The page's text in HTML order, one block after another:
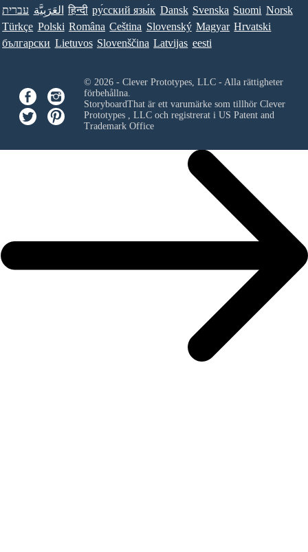
עברית العَرَبِيَّة हिन्दी ру́сский язы́к Dansk Svenska Suomi Norsk
Türkçe Polski Româna Ceština Slovenský Magyar Hrvatski
български Lietuvos Slovenščina Latvijas eesti
© 2026 - Clever Prototypes, LLC - Alla rättigheter
förbehållna.
StoryboardThat är ett varumärke som tillhör Clever
Prototypes , LLCoch registrerat i US Patent and
Trademark Office